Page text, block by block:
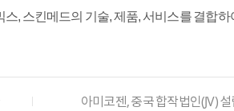
스, 스킨메드의 기술, 제품, 서비스를 결합
아미코젠, 중국 합작법인(JV)